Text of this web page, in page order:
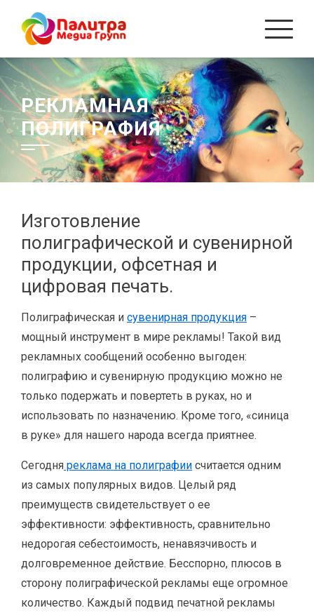
Перейти
содержанию
РЕКЛАМНАЯ
ПОЛИГРАФИЯ
Изготовление
полиграфической и сувенирной
продукции, офсетная и
цифровая печать.
Полиграфическая и сувенирная продукция –
мощный инструмент в мире рекламы! Такой вид
рекламных сообщений особенно выгоден:
полиграфию и сувенирную продукцию можно не
только подержать и повертеть в руках, но и
использовать по назначению. Кроме того, «синица
в руке» для нашего народа всегда приятнее.
Сегодня реклама на полиграфии считается одним
из самых популярных видов. Целый ряд
преимуществ свидетельствует о ее
эффективности: эффективность, сравнительно
недорогая себестоимость, ненавязчивость и
долговременное действие. Бесспорно, плюсов в
сторону полиграфической рекламы еще огромное
количество. Каждый подвид печатной рекламы